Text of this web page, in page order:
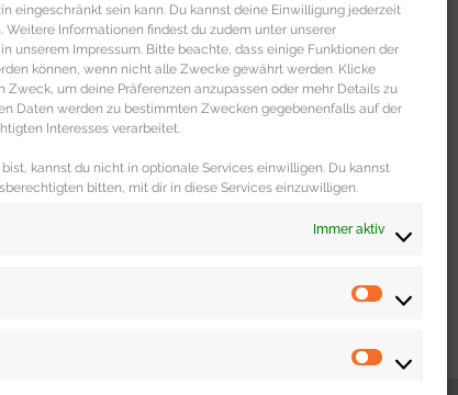
eingeschränkt sein kann. Du kannst deine Einwilligung jederzeit
Weitere Informationen findest du zudem unter unserer
unserem Impressum. Bitte beachte, dass einige Funktionen der
können, wenn nicht alle Zwecke gewährt werden. Klicke
Zweck, um deine Präferenzen anzupassen oder mehr Details zu
Daten werden zu bestimmten Zwecken gegebenenfalls auf der
Interesses verarbeitet.
kannst du nicht in optionale Services einwilligen. Du kannst
bitten, mit dir in diese Services einzuwilligen.
Immer aktiv